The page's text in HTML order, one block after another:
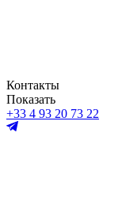
Контакты
Показать
+33 4 93 20 73 22